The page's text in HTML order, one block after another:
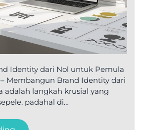
Identity dari Nol untuk Pemula
Membangun Brand Identity dari
adalah langkah krusial yang
padahal di…